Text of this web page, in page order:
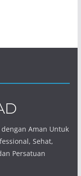
dengan Aman Untuk
Sehat,
Persatuan